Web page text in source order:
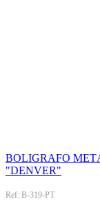
BOLIGRAFO
"DENVER"
Ref: B-319-PT